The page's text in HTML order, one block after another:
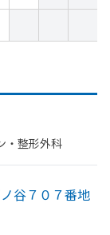
・​整形外科
谷７０７番地